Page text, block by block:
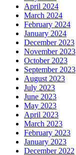
April 2024
March 2024
February 2024
January 2024
December 2023
November 2023
October 2023
September 2023
August 2023
July 2023
June 2023
May 2023
April 2023
March 2023
February 2023
January 2023
December 2022